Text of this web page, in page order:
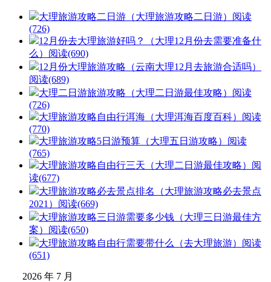
大理旅游攻略二日游（大理旅游攻略二日游） 阅读
(726)
12月份去大理旅游好吗？（大理12月份去需要准备什
么） 阅读(690)
12月份大理旅游攻略（云南大理12月去旅游合适吗）
阅读(689)
大理二日游旅游攻略（大理二日游最佳攻略） 阅读
(726)
大理旅游攻略自由行洱海（大理洱海百度百科） 阅读
(770)
大理旅游攻略5日游预算（大理五日游攻略） 阅读
(765)
大理旅游攻略自由行三天（大理二日游最佳攻略） 阅
读(677)
大理旅游攻略必去景点排名（大理旅游攻略必去景点
2021） 阅读(669)
大理旅游攻略三日游需要多少钱（大理三日游最佳方
案） 阅读(650)
大理旅游攻略自由行需要带什么（去大理旅游） 阅读
(651)
2026 年 7 月